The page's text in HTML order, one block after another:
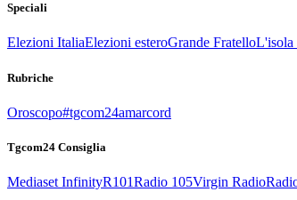
Speciali
Elezioni ItaliaElezioni esteroGrande FratelloL'isola
Rubriche
Oroscopo#tgcom24amarcord
Tgcom24 Consiglia
Mediaset InfinityR101Radio 105Virgin Radio